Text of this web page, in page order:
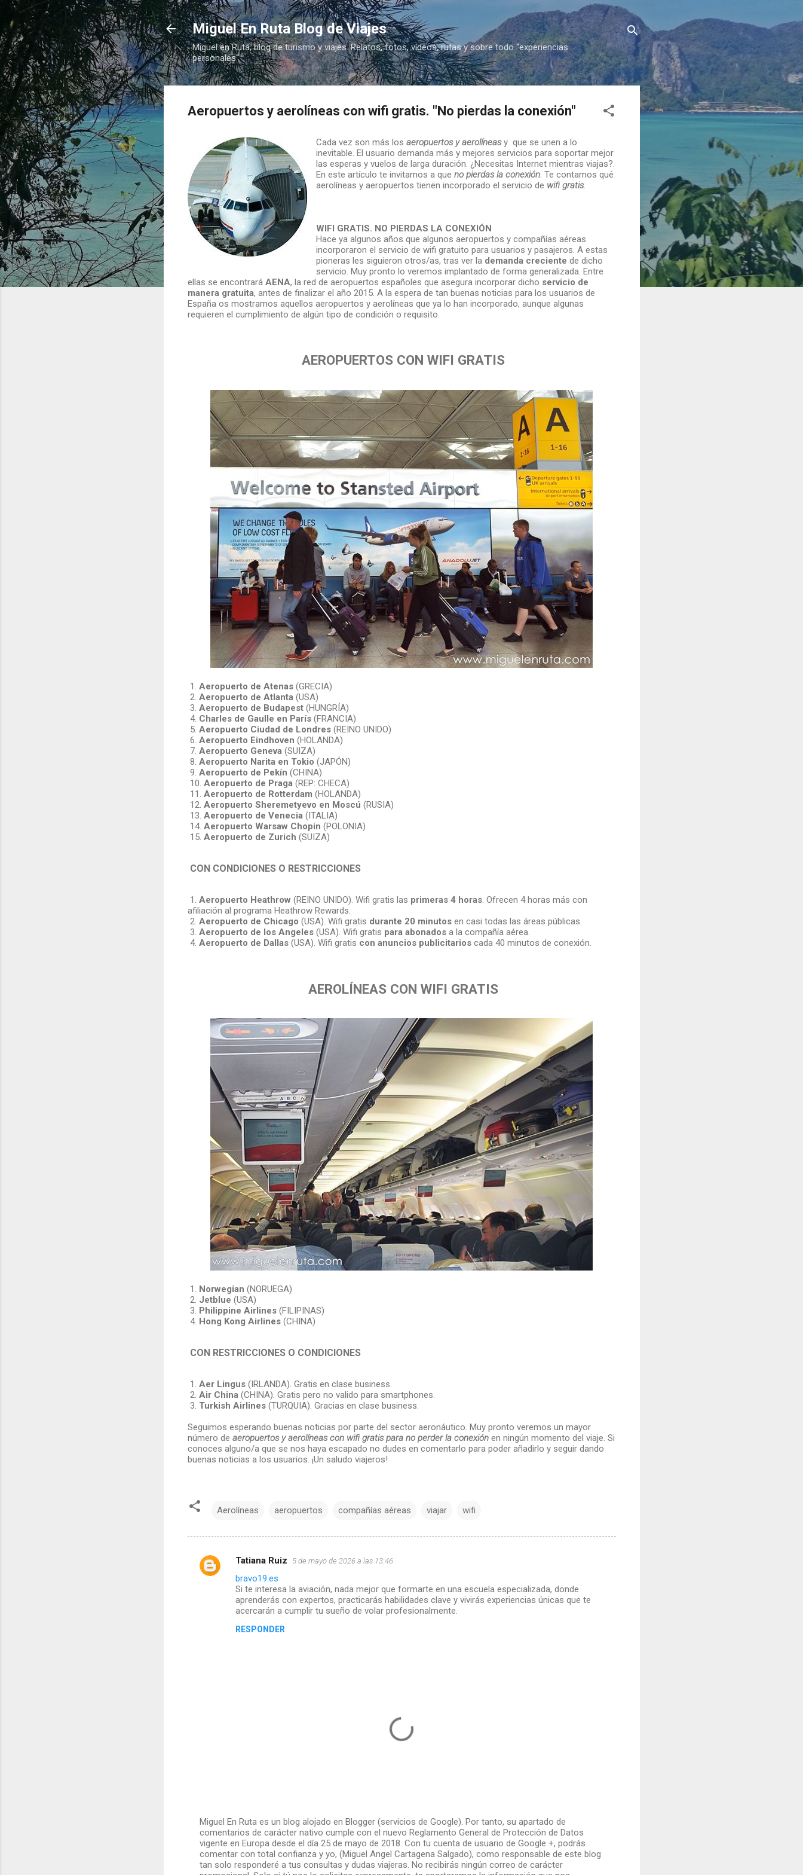
Ir al contenido principal
Miguel En Ruta Blog de Viajes
Miguel en Ruta, blog de turismo y viajes. Relatos, fotos, vídeos, rutas y sobre todo "experiencias
personales"
Aeropuertos y aerolíneas con wifi gratis. "No pierdas la conexión"
Cada vez son más los aeropuertos y aerolíneasy que se unen a lo
inevitable. El usuario demanda más y mejores servicios para soportar mejor
las esperas y vuelos de larga duración. ¿Necesitas Internet mientras viajas?.
En este artículo te invitamos a que no pierdas la conexión. Te contamos qué
aerolíneas y aeropuertos tienen incorporado el servicio de wifi gratis.
WIFI GRATIS. NO PIERDAS LA CONEXIÓN
Hace ya algunos años que algunos aeropuertos y compañías aéreas
incorporaron el servicio de wifi gratuito para usuarios y pasajeros. A estas
pioneras les siguieron otros/as, tras ver la demanda creciente de dicho
servicio. Muy pronto lo veremos implantado de forma generalizada. Entre
ellas se encontrará AENA, la red de aeropuertos españoles que asegura incorporar dicho servicio de
manera gratuita, antes de finalizar el año 2015. A la espera de tan buenas noticias para los usuarios de
España os mostramos aquellos aeropuertos y aerolíneas que ya lo han incorporado, aunque algunas
requieren el cumplimiento de algún tipo de condición o requisito.
AEROPUERTOS CON WIFI GRATIS
1. Aeropuerto de Atenas(GRECIA)
2. Aeropuerto de Atlanta(USA)
3. Aeropuerto de Budapest(HUNGRÍA)
4. Charles de Gaulle en París(FRANCIA)
5. Aeropuerto Ciudad de Londres(REINO UNIDO)
6. Aeropuerto Eindhoven (HOLANDA)
7. Aeropuerto Geneva(SUIZA)
8. Aeropuerto Narita en Tokio (JAPÓN)
9. Aeropuerto de Pekín (CHINA)
10. Aeropuerto de Praga(REP: CHECA)
11. Aeropuerto de Rotterdam (HOLANDA)
12. Aeropuerto Sheremetyevo en Moscú (RUSIA)
13. Aeropuerto de Venecia(ITALIA)
14. Aeropuerto Warsaw Chopin (POLONIA)
15. Aeropuerto de Zurich (SUIZA)
CON CONDICIONES O RESTRICCIONES
1. Aeropuerto Heathrow (REINO UNIDO). Wifi gratis las primeras 4 horas. Ofrecen 4 horas más con
afiliación al programa Heathrow Rewards.
2. Aeropuerto de Chicago (USA). Wifi gratis durante 20 minutosen casi todas las áreas públicas.
3. Aeropuerto de los Angeles(USA). Wifi gratis para abonadosa la compañía aérea.
4. Aeropuerto de Dallas(USA). Wifi gratis con anuncios publicitarioscada 40 minutos de conexión.
AEROLÍNEAS CON WIFI GRATIS
1. Norwegian (NORUEGA)
2. Jetblue (USA)
3. Philippine Airlines (FILIPINAS)
4. Hong Kong Airlines (CHINA)
CON RESTRICCIONES O CONDICIONES
1. Aer Lingus(IRLANDA). Gratis en clase business.
2. Air China (CHINA). Gratis pero no valido para smartphones.
3. Turkish Airlines (TURQUIA). Gracias en clase business.
Seguimos esperando buenas noticias por parte del sector aeronáutico. Muy pronto veremos un mayor
número de aeropuertos y aerolíneas con wifi gratis para no perder la conexiónen ningún momento del viaje. Si
conoces alguno/a que se nos haya escapado no dudes en comentarlo para poder añadirlo y seguir dando
buenas noticias a los usuarios. ¡Un saludo viajeros!
Aerolíneas aeropuertos compañías aéreas viajar wifi
C
Tatiana Ruiz 5 de mayo de 2026 a las 13:46
bravo19.es
Si te interesa la aviación, nada mejor que formarte en una escuela especializada, donde
aprenderás con expertos, practicarás habilidades clave y vivirás experiencias únicas que te
acercarán a cumplir tu sueño de volar profesionalmente.
RESPONDER
P
u
b
l
Miguel En Ruta es un blog alojado en Blogger (servicios de Google). Por tanto, su apartado de
comentarios de carácter nativo cumple con el nuevo Reglamento General de Protección de Datos
vigente en Europa desde el día 25 de mayo de 2018. Con tu cuenta de usuario de Google +, podrás
comentar con total confianza y yo, (Miguel Angel Cartagena Salgado), como responsable de este blog
tan solo responderé a tus consultas y dudas viajeras. No recibirás ningún correo de carácter